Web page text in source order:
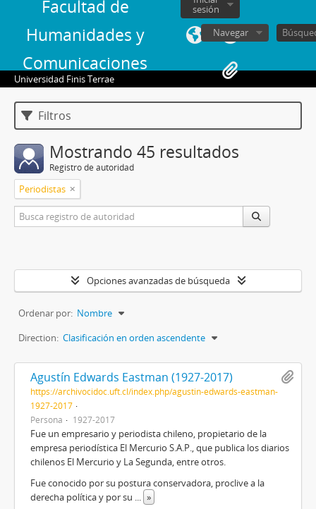
Facultad de
Humanidades y
Comunicaciones
sesión
Navegar
Universidad Finis Terrae
Filtros
Mostrando 45 resultados
Registro de autoridad
Periodistas
Opciones avanzadas de búsqueda
Ordenar por: Nombre
Direction: Clasificación en orden ascendente
Agustín Edwards Eastman (1927-2017)
https://archivocidoc.uft.cl/index.php/agustin-edwards-eastman-
1927-2017
Persona
1927-2017
Fue un empresario y periodista chileno, propietario de la
empresa periodística El Mercurio S.A.P., que publica los diarios
chilenos El Mercurio y La Segunda, entre otros.
Fue conocido por su postura conservadora, proclive a la
derecha política y por su ... »